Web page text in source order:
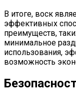
В итоге, воск
эффективных
преимуществ,
минимальное
использования,
возможность